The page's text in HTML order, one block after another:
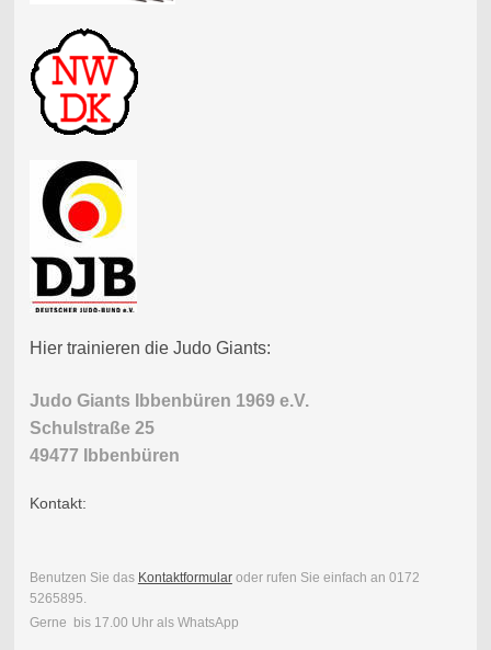
Hier trainieren die Judo Giants:
Judo Giants Ibbenbüren 1969 e.V.
Schulstraße 25
49477 Ibbenbüren
Kontakt:
Benutzen Sie das Kontaktformularoder rufen Sie einfach an 0172
5265895.
Gerne bis 17.00 Uhr als WhatsApp